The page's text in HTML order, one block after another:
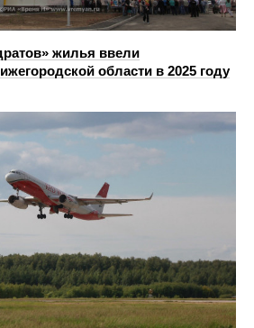
жилья ввели
области в 2025 году